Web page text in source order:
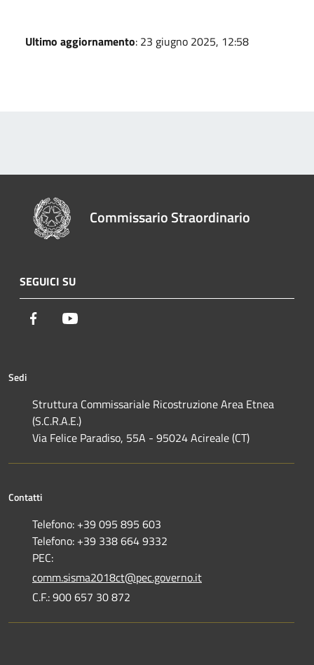
Ultimo aggiornamento: 23 giugno 2025, 12:58
Commissario Straordinario
SEGUICI SU
Facebook
Sedi
Struttura Commissariale Ricostruzione Area Etnea
(S.C.R.A.E.)
Via Felice Paradiso, 55A - 95024 Acireale (CT)
Contatti
Telefono: +39 095 895 603
Telefono: +39 338 664 9332
PEC:
comm.sisma2018ct@pec.governo.it
C.F.: 900 657 30 872